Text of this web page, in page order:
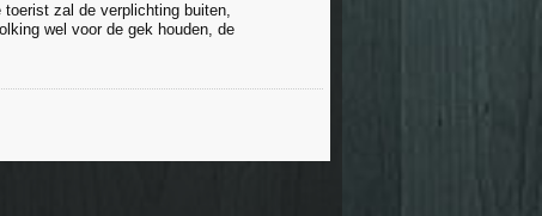
toerist zal de verplichting buiten,
wel voor de gek houden, de